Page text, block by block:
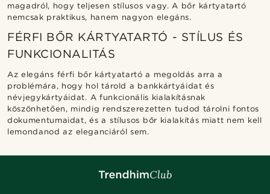
magadról, hogy teljesen stílusos vagy. A bőr kártyatartó
nemcsak praktikus, hanem nagyon elegáns.
FÉRFI BŐR KÁRTYATARTÓ - STÍLUS ÉS
FUNKCIONALITÁS
Az elegáns férfi bőr kártyatartó a megoldás arra a
problémára, hogy hol tárold a bankkártyáidat és
névjegykártyáidat. A funkcionális kialakításnak
köszönhetően, mindig rendszerezetten tudod tárolni fontos
dokumentumaidat, és a stílusos bőr kialakítás miatt nem kell
lemondanod az eleganciáról sem.